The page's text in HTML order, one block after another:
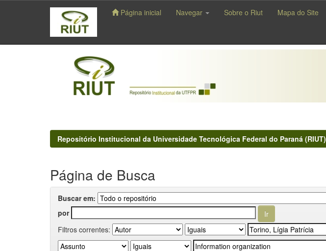
navigation
Página inicial Navegar Sobre o Riut Mapa do Site
Repositório Institucional da Universidade Tecnológica Federal do Paraná (RIUT)
Página de Busca
Buscar em:
por
Filtros correntes: